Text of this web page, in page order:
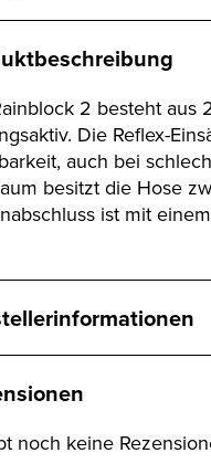
2 besteht aus
Die Reflex-
auch bei
besitzt die Hose
ist mit
noch keine